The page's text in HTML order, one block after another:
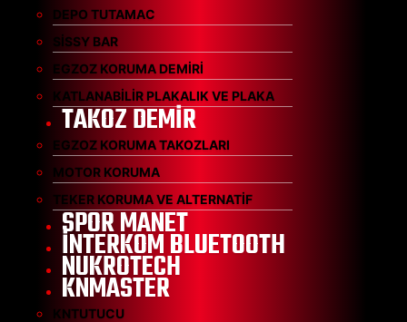
DEPO TUTAMAC
SİSSY BAR
EGZOZ KORUMA DEMİRİ
KATLANABİLİR PLAKALIK VE PLAKA
TAKOZ DEMİR
EGZOZ KORUMA TAKOZLARI
MOTOR KORUMA
TEKER KORUMA VE ALTERNATİF
SPOR MANET
İNTERKOM BLUETOOTH
NUKROTECH
KNMASTER
KNTUTUCU